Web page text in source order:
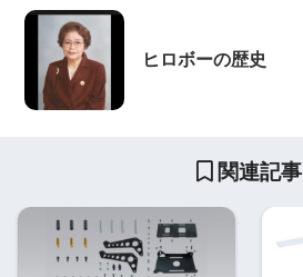
ヒロボーの歴史
関連記事